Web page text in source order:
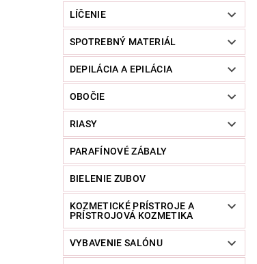
LÍČENIE
SPOTREBNÝ MATERIÁL
DEPILÁCIA A EPILÁCIA
OBOČIE
RIASY
PARAFÍNOVÉ ZÁBALY
BIELENIE ZUBOV
KOZMETICKÉ PRÍSTROJE A
PRÍSTROJOVÁ KOZMETIKA
VYBAVENIE SALÓNU